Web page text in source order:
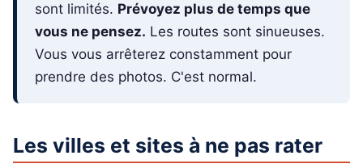
sont limités. Prévoyez plus de temps que
vous ne pensez. Les routes sont sinueuses.
Vous vous arrêterez constamment pour
prendre des photos. C'est normal.
Les villes et sites à ne pas rater